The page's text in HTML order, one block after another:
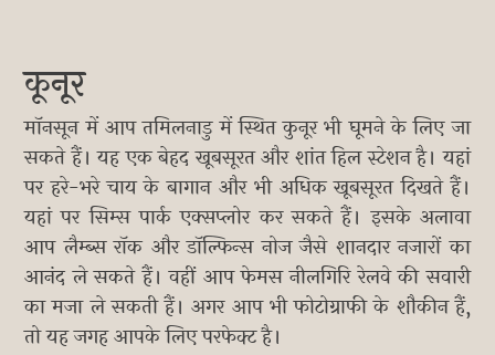
कूनूर
मॉनसून में आप तमिलनाडु में स्थित कुनूर भी घूमने के लिए जा
सकते हैं। यह एक बेहद खूबसूरत और शांत हिल स्टेशन है। यहां
पर हरे-भरे चाय के बागान और भी अधिक खूबसूरत दिखते हैं।
यहां पर सिम्स पार्क एक्सप्लोर कर सकते हैं। इसके अलावा
आप लैम्ब्स रॉक और डॉल्फिन्स नोज जैसे शानदार नजारों का
आनंद ले सकते हैं। वहीं आप फेमस नीलगिरि रेलवे की सवारी
का मजा ले सकती हैं। अगर आप भी फोटोग्राफी के शौकीन हैं,
तो यह जगह आपके लिए परफेक्ट है।